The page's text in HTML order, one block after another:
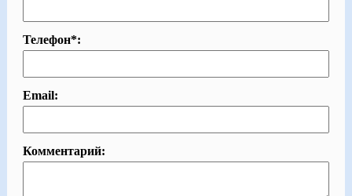
Телефон*:
Email:
Комментарий: